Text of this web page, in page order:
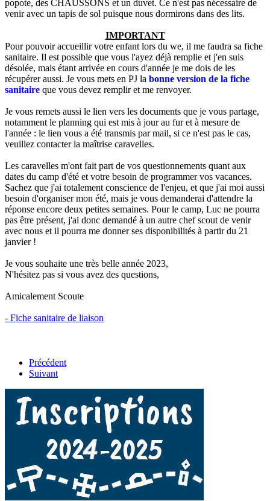
popote, des CHAUSSONS et un duvet. Ce n'est pas nécessaire de
venir avec un tapis de sol puisque nous dormirons dans des lits.
IMPORTANT
Pour pouvoir accueillir votre enfant lors du we, il me faudra sa fiche
sanitaire. Il est possible que vous l'ayez déjà remplie et j'en suis
désolée, mais étant arrivée en cours d'année je me dois de les
récupérer aussi. Je vous mets en PJ la bonne version de la fiche
sanitaire que vous devez remplir et me renvoyer.
Je vous remets aussi le lien vers les documents que je vous partage,
notamment le planning qui est mis à jour au fur et à mesure de
l'année : le lien vous a été transmis par mail, si ce n'est pas le cas,
veuillez contacter la maîtrise caravelles.
Les caravelles m'ont fait part de vos questionnements quant aux
dates du camp d'été et votre besoin de programmer vos vacances.
Sachez que j'ai totalement conscience de l'enjeu, et que j'ai moi aussi
besoin d'organiser mon été, mais je vous demanderai d'attendre la
réponse encore deux petites semaines. Pour le camp, Luc ne pourra
pas être présent, j'ai donc demandé à un autre chef scout de venir
avec nous et il pourra me donner ses disponibilités à partir du 21
janvier !
Je vous souhaite une très belle année 2023,
N'hésitez pas si vous avez des questions,
Amicalement Scoute
- Fiche sanitaire de liaison
Précédent
Suivant